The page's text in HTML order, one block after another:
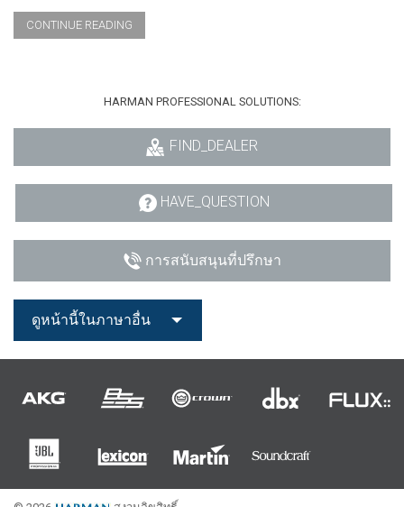
CONTINUE READING
HARMAN PROFESSIONAL SOLUTIONS:
FIND_DEALER
HAVE_QUESTION
การสนับสนุนที่ปรึกษา
ดูหน้านี้ในภาษาอื่น